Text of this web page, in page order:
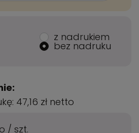
z nadrukiem
bez nadruku
47,16 zł netto
/ szt.